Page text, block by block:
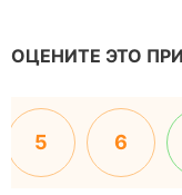
ОЦЕНИТЕ ЭТО
5 6